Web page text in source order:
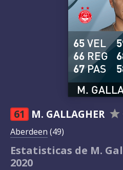
M.
65VEL
66 REG
67PAS
61 M. GALLAGHER
Aberdeen (49)
Estatisticas de M.
2020